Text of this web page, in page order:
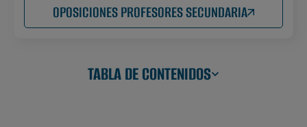
OPOSICIONES PROFESORES SECUNDARIA
TABLA DE CONTENIDOS